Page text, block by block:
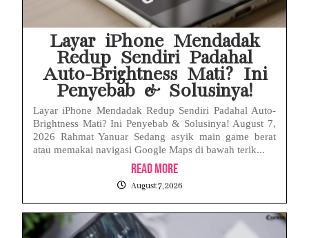
HP Huawei Cepat Panas? Ini Penyebab Utama dan Cara Mengatasinya
Layar iPhone Mendadak
Redup Sendiri Padahal
Auto-Brightness Mati? Ini
Penyebab & Solusinya!
Layar iPhone Mendadak Redup Sendiri Padahal Auto-
Brightness Mati? Ini Penyebab & Solusinya! August 7,
2026 Rahmat Yanuar Sedang asyik main game berat
atau memakai navigasi Google Maps di bawah terik...
Read More
August 7, 2026